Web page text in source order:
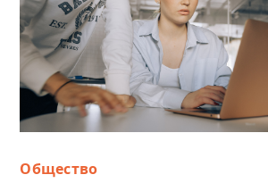
Общество